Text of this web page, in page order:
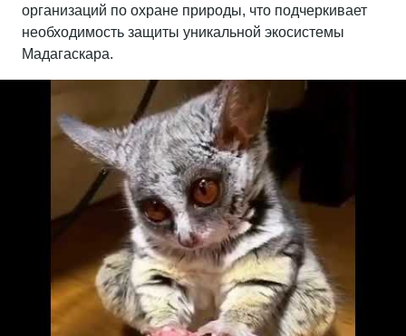
организаций по охране природы, что подчеркивает
необходимость защиты уникальной экосистемы
Мадагаскара.